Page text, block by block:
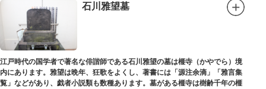
石川雅望墓
江戸時代の国学者で著名な俳諧師である石川雅望の墓は榧寺（かやでら）境
内にあります。雅望は晩年、狂歌をよくし、著書には「源注余滴」「雅言集
覧」などがあり、戯者小説類も数種あります。墓がある榧寺は樹齢千年の榧